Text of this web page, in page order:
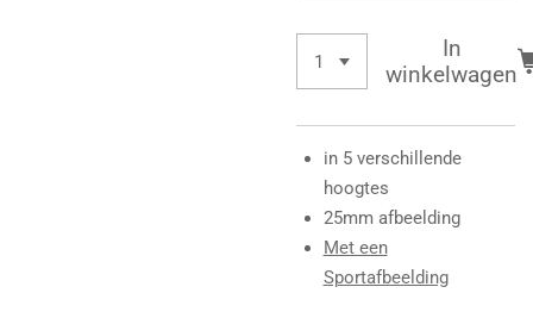
In
winkelwagen
in 5 verschillende
hoogtes
25mm afbeelding
Met een
Sportafbeelding